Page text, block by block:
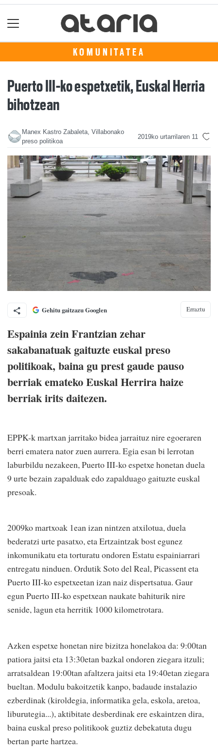
KOMUNITATEA
Puerto III-ko espetxetik, Euskal Herria
bihotzean
Manex Kastro Zabaleta, Villabonako
preso politikoa
2019ko urtarrilaren 11
Gehitu gaitzazu Googlen Erraztu
Espainia zein Frantzian zehar
sakabanatuak gaituzte euskal preso
politikoak, baina gu prest gaude pauso
berriak emateko Euskal Herrira haize
berriak irits daitezen.
EPPK-k martxan jarritako bidea jarraituz nire egoeraren
berri ematera nator zuen aurrera. Egia esan bi lerrotan
laburbildu nezakeen, Puerto III-ko espetxe honetan duela
9 urte bezain zapalduak edo zapalduago gaituzte euskal
presoak.
2009ko martxoak 1ean izan nintzen atxilotua, duela
bederatzi urte pasatxo, eta Ertzaintzak bost egunez
inkomunikatu eta torturatu ondoren Estatu espainiarrari
entregatu ninduen. Ordutik Soto del Real, Picassent eta
Puerto III-ko espetxeetan izan naiz dispertsatua. Gaur
egun Puerto III-ko espetxean naukate bahiturik nire
senide, lagun eta herritik 1000 kilometrotara.
Azken espetxe honetan nire bizitza honelakoa da: 9:00tan
patiora jaitsi eta 13:30etan bazkal ondoren ziegara itzuli;
arratsaldean 19:00tan afaltzera jaitsi eta 19:40etan ziegara
bueltan. Modulu bakoitzetik kanpo, badaude instalazio
ezberdinak (kiroldegia, informatika gela, eskola, aretoa,
liburutegia...), aktibitate desberdinak ere eskaintzen dira,
baina euskal preso politikook guztiz debekatuta dugu
bertan parte hartzea.